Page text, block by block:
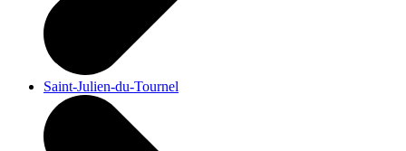
Saint-Julien-du-Tournel